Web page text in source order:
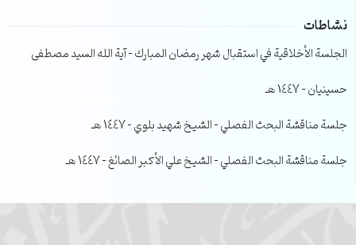
نشاطات
الجلسة الأخلاقية في استقبال شهر رمضان المبارك – آية الله السيد مصطفى
حسينيان – 1447 هـ
جلسة مناقشة البحث الفصلي – الشيخ شهيد بلوي – 1447 هـ
جلسة مناقشة البحث الفصلي – الشيخ علي الأكبر الصائغ – 1447 هـ